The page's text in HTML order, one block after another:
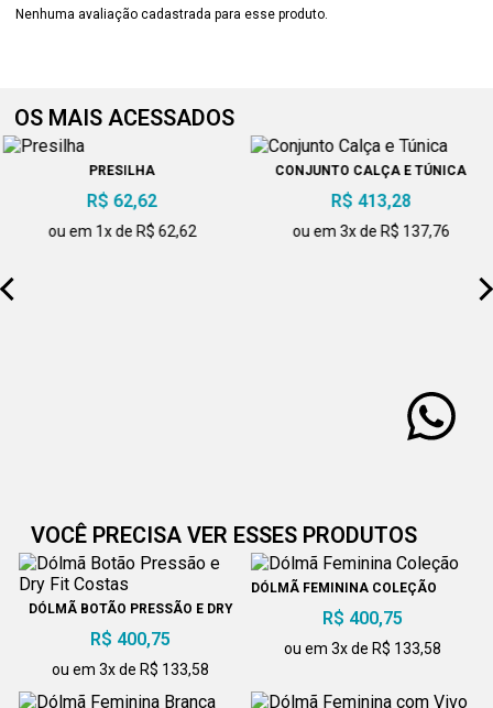
Nenhuma avaliação cadastrada para esse produto.
OS MAIS ACESSADOS
PRESILHA
R$ 62,62
ou em 1x de R$ 62,62
CONJUNTO CALÇA E TÚNICA
R$ 413,28
ou em 3x de R$ 137,76
VOCÊ PRECISA VER ESSES PRODUTOS
DÓLMÃ BOTÃO PRESSÃO E DRY
R$ 400,75
ou em 3x de R$ 133,58
DÓLMÃ FEMININA COLEÇÃO
R$ 400,75
ou em 3x de R$ 133,58